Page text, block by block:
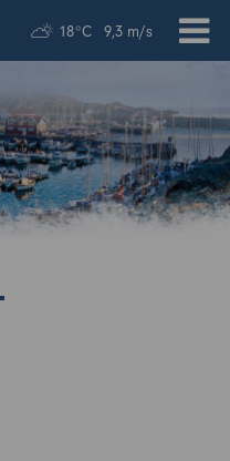
18°C 9,3 m/s